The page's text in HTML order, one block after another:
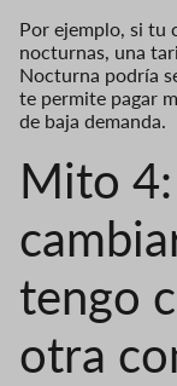
Por ejemplo, si tu
nocturnas, una
Nocturna podría
te permite pagar
de baja demanda.
Mito
tengo
otra